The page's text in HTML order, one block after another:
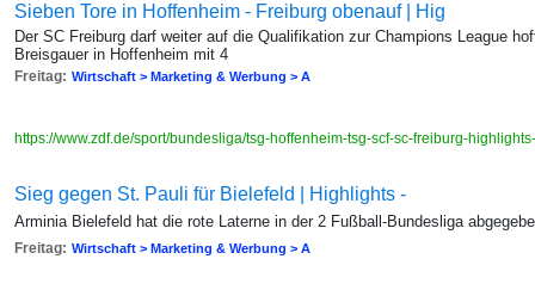
Sieben Tore in Hoffenheim - Freiburg obenauf | Hig
Der SC Freiburg darf weiter auf die Qualifikation zur Champions League
Breisgauer in Hoffenheim mit 4
Freitag: Wirtschaft > Marketing & Werbung > A
https://www.zdf.de/sport/bundesliga/tsg-hoffenheim-tsg-scf-sc-freiburg-
Sieg gegen St. Pauli für Bielefeld | Highlights -
Arminia Bielefeld hat die rote Laterne in der 2 Fußball-Bundesliga
Freitag: Wirtschaft > Marketing & Werbung > A